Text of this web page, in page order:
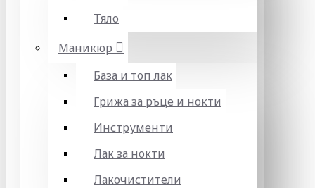
Тяло
Маникюр
База и топ лак
Грижа за ръце и нокти
Инструменти
Лак за нокти
Лакочистители